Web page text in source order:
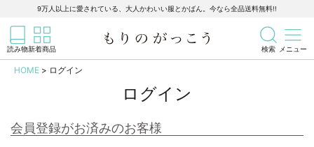
9万人以上に愛されている、大人かわいい服とかばん。今なら全品送料無料!!
読み物新着商品 検索 メニュー
商品を検索 記事を検索
HOME ログイン
靴下
タイツ／レギンス
ログイン
会員登録がお済みのお客様